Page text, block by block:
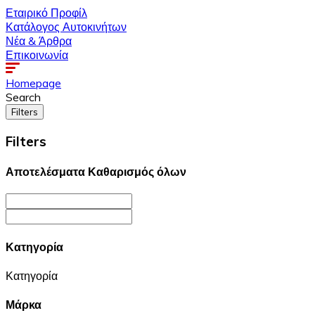
Εταιρικό Προφίλ
Κατάλογος Αυτοκινήτων
Νέα & Άρθρα
Επικοινωνία
Homepage
Search
Filters
Filters
Αποτελέσματα Καθαρισμός όλων
Κατηγορία
Κατηγορία
Μάρκα